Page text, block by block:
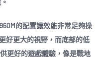
的配置讓效能非常足夠操
好更大的視野，而底部的低
更好的遊戲體驗，像是戰地